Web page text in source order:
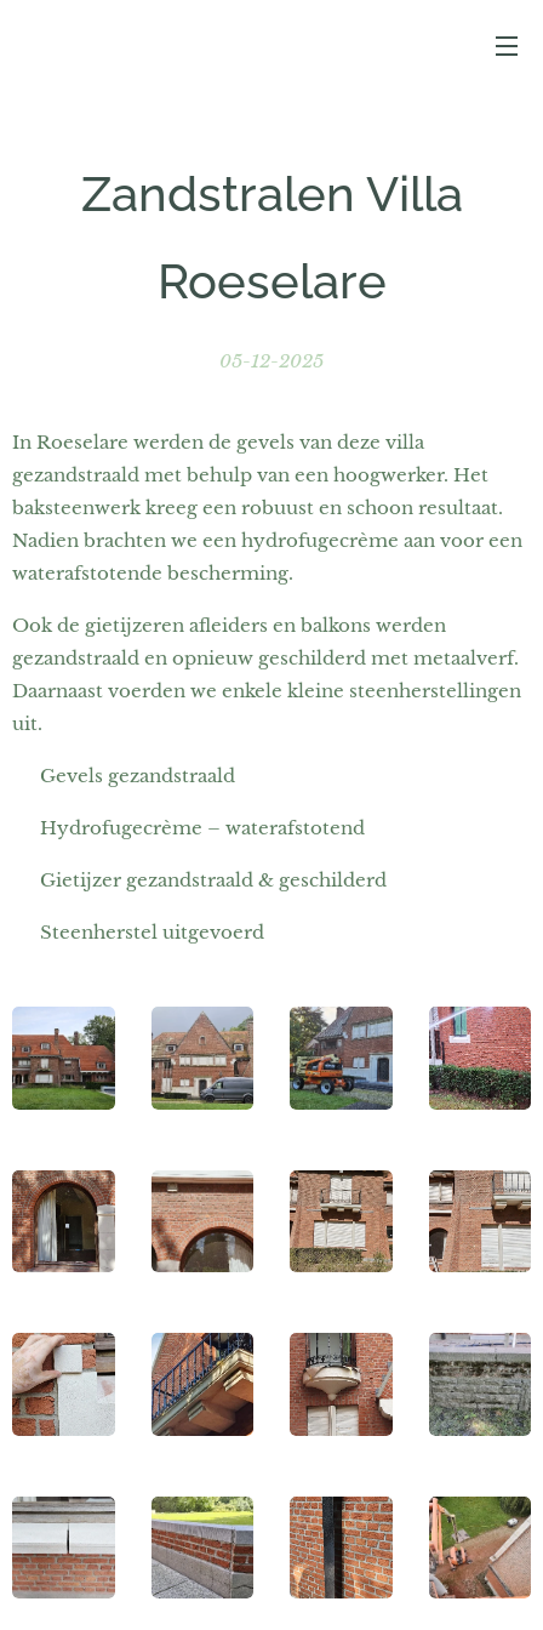
Zandstralen Villa
Roeselare
05-12-2025
In Roeselare werden de gevels van deze villa
gezandstraald met behulp van een hoogwerker. Het
baksteenwerk kreeg een robuust en schoon resultaat.
Nadien brachten we een hydrofugecrème aan voor een
waterafstotende bescherming.
Ook de gietijzeren afleiders en balkons werden
gezandstraald en opnieuw geschilderd met metaalverf.
Daarnaast voerden we enkele kleine steenherstellingen
uit.
🔹 Gevels gezandstraald
🔹 Hydrofugecrème – waterafstotend
🔹 Gietijzer gezandstraald & geschilderd
🔹 Steenherstel uitgevoerd